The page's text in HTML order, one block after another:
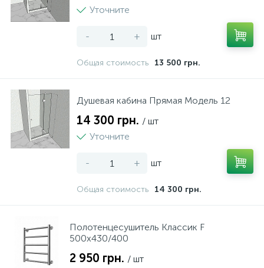
Уточните
- + шт
Общая стоимость 13 500 грн.
Душевая кабина Прямая Модель 12
14 300 грн. / шт
Уточните
- + шт
Общая стоимость 14 300 грн.
Полотенцесушитель Классик F
500x430/400
2 950 грн. / шт